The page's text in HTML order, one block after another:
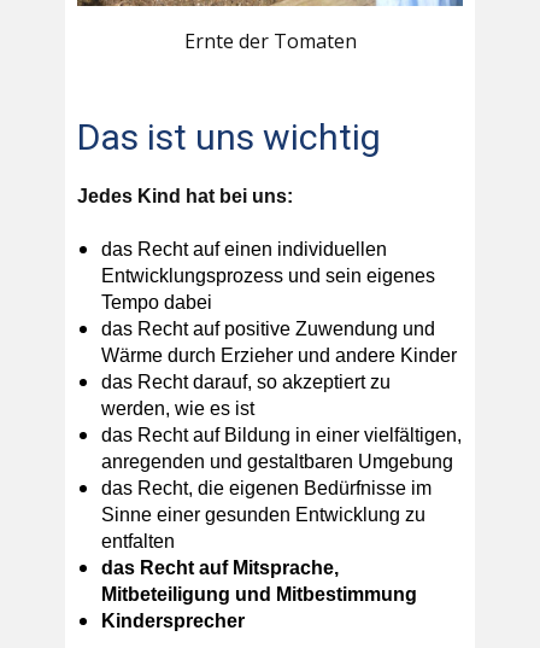
Ernte der Tomaten
Das ist uns wichtig
Jedes Kind hat bei uns:
das Recht auf einen individuellen
Entwicklungsprozess und sein eigenes
Tempo dabei
das Recht auf positive Zuwendung und
Wärme durch Erzieher und andere Kinder
das Recht darauf, so akzeptiert zu
werden, wie es ist
das Recht auf Bildung in einer vielfältigen,
anregenden und gestaltbaren Umgebung
das Recht, die eigenen Bedürfnisse im
Sinne einer gesunden Entwicklung zu
entfalten
das Recht auf Mitsprache,
Mitbeteiligung und Mitbestimmung
Kindersprecher